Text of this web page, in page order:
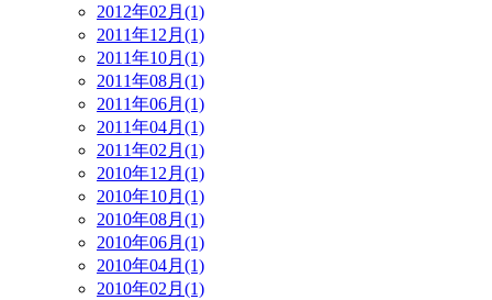
2012年02月(1)
2011年12月(1)
2011年10月(1)
2011年08月(1)
2011年06月(1)
2011年04月(1)
2011年02月(1)
2010年12月(1)
2010年10月(1)
2010年08月(1)
2010年06月(1)
2010年04月(1)
2010年02月(1)